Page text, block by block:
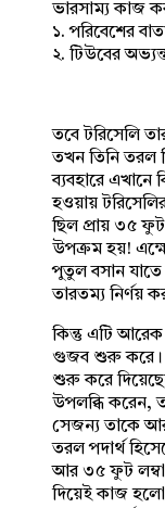
ভারসাম্য কাজ
১. পরিবেশের
২. টিউবের
তবে টরিসেলি
তখন তিনি তরল
ব্যবহারে এখানে
হওয়ায়
ছিল প্রায় ৩৫
উপক্রম হয়!
পুতুল বসান যাতে
তারতম্য নির্ণয়
কিন্তু এটি আরেক
গুজব শুরু করে।
শুরু করে
উপলব্ধি করেন,
সেজন্য তাকে
তরল পদার্থ
আর ৩৫ ফুট লম্বা
দিয়েই কাজ